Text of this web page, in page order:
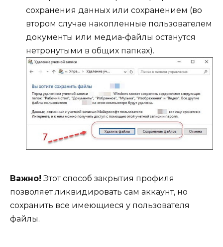
сохранения данных или сохранением (во
втором случае накопленные пользователем
документы или медиа-файлы останутся
нетронутыми в общих папках).
Важно! Этот способ закрытия профиля
позволяет ликвидировать сам аккаунт, но
сохранить все имеющиеся у пользователя
файлы.